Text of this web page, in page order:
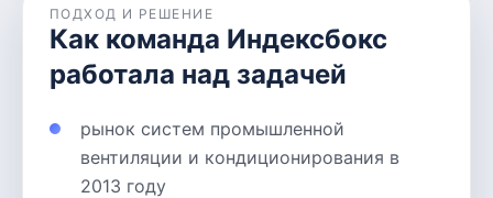
ПОДХОД И РЕШЕНИЕ
Как команда Индексбокс
работала над задачей
рынок систем промышленной
вентиляции и кондиционирования в
2013 году